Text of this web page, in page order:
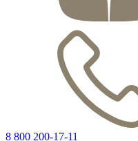
8 800 200-17-11